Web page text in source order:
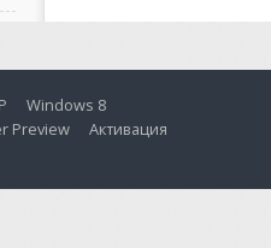
Windows 8
Preview
Активация